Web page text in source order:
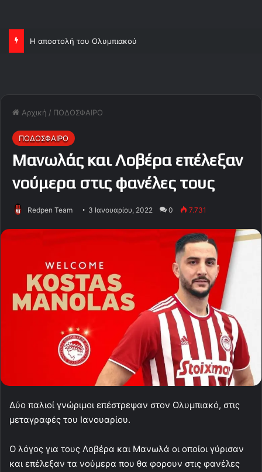
Η αποστολή του Ολυμπιακού
Αρχική / ΠΟΔΟΣΦΑΙΡΟ
ΠΟΔΟΣΦΑΙΡΟ
Μανωλάς και Λοβέρα επέλεξαν
νούμερα στις φανέλες τους
Redpen Team 3 Ιανουαρίου, 2022 0 7.731
Δύο παλιοί γνώριμοι επέστρεψαν στον Ολυμπιακό, στις
μεταγραφές του Ιανουαρίου.
Ο λόγος για τους Λοβέρα και Μανωλά οι οποίοι γύρισαν
και επέλεξαν τα νούμερα που θα φορουν στις φανέλες